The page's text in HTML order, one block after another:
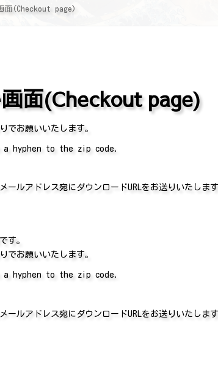
面(Checkout page)
面(Checkout page)
でお願いいたします。
a hyphen to the zip code.
ールアドレス宛にダウンロードURLをお送りいたしま
す。
でお願いいたします。
a hyphen to the zip code.
ールアドレス宛にダウンロードURLをお送りいたしま